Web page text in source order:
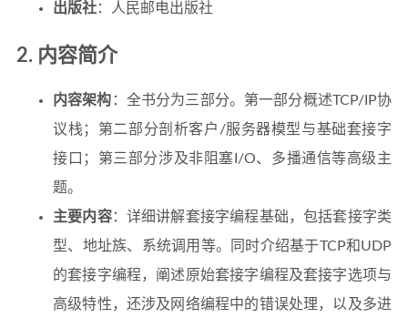
出版社：人民邮电出版社
2. 内容简介
内容架构 ：全书分为三部分。第一部分概述TCP/IP协
议栈；第二部分剖析客户/服务器模型与基础套接字
接口；第三部分涉及非阻塞I/O、多播通信等高级主
题。
主要内容：详细讲解套接字编程基础，包括套接字类
型、地址族、系统调用等。同时介绍基于TCP和UDP
的套接字编程，阐述原始套接字编程及套接字选项与
高级特性，还涉及网络编程中的错误处理，以及多进